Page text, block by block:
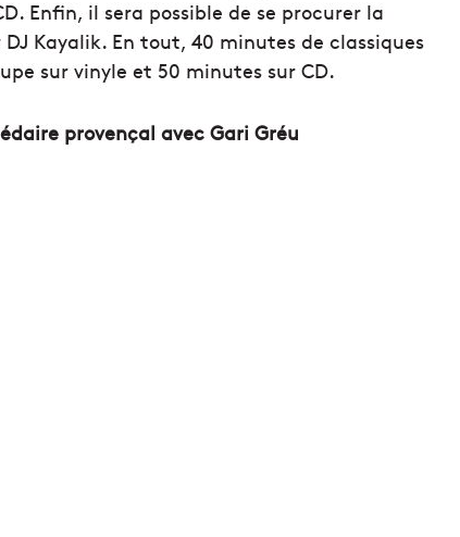
Enfin, il sera possible de se procurer la
Kayalik. En tout, 40 minutes de classiques
sur vinyle et 50 minutes sur CD.
provençal avec Gari Gréu